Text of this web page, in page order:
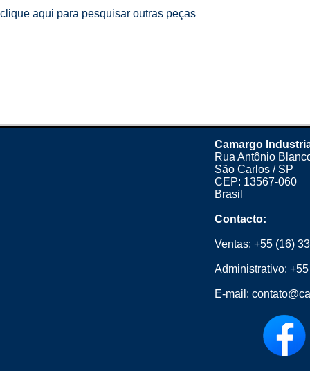
clique aqui para pesquisar outras peças
Camargo
Rua Antônio
São Carlos / SP
CEP: 13567-060
Brasil
Contacto:
Ventas: +55 (16)
Administrativo:
E-mail: